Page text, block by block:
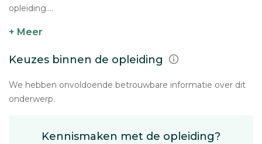
opleiding....
+ Meer
Keuzes binnen de opleiding
We hebben onvoldoende betrouwbare informatie over dit
onderwerp.
Kennismaken met de opleiding?